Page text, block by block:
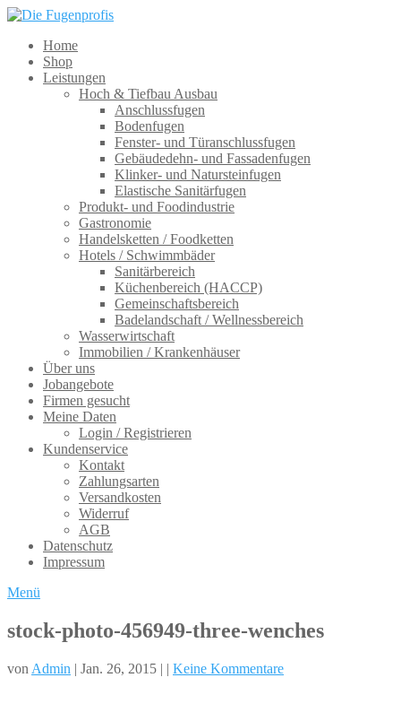
Home
Shop
Leistungen
Hoch & Tiefbau Ausbau
Anschlussfugen
Bodenfugen
Fenster- und Türanschlussfugen
Gebäudedehn- und Fassadenfugen
Klinker- und Natursteinfugen
Elastische Sanitärfugen
Produkt- und Foodindustrie
Gastronomie
Handelsketten / Foodketten
Hotels / Schwimmbäder
Sanitärbereich
Küchenbereich (HACCP)
Gemeinschaftsbereich
Badelandschaft / Wellnessbereich
Wasserwirtschaft
Immobilien / Krankenhäuser
Über uns
Jobangebote
Firmen gesucht
Meine Daten
Login / Registrieren
Kundenservice
Kontakt
Zahlungsarten
Versandkosten
Widerruf
AGB
Datenschutz
Impressum
Menü
stock-photo-456949-three-wenches
von Admin | Jan. 26, 2015 | | Keine Kommentare